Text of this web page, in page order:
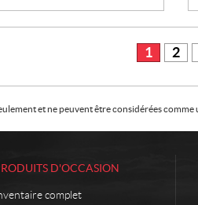
1 2
et ne peuvent être considérées
D'OCCASION
complet